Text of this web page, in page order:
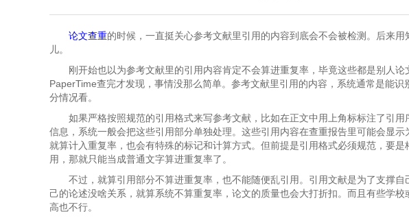
论文查重的时候，一直挺关心参考文献里引用的内容到底会不会被检测。后来
儿。
刚开始也以为参考文献里的引用内容肯定不会算进重复率，毕竟这些都是别人
PaperTime查完才发现，事情没那么简单。参考文献里引用的内容，系统通常是能
分情况看。
如果严格按照规范的引用格式来写参考文献，比如在正文中用上角标标注了引
信息，系统一般会把这些引用部分单独处理。这些引用内容在查重报告里可能会显
就算计入重复率，也会有特殊的标记和计算方式。但前提是引用格式必须规范，要是
用，那就只能当成普通文字算进重复率了。
不过，就算引用部分不算进重复率，也不能随便乱引用。引用文献是为了支撑
己的论述没啥关系，就算系统不算重复率，论文的质量也会大打折扣。而且有些学
高也不行。